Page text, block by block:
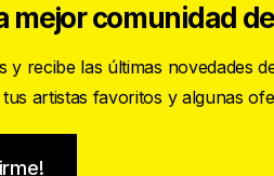
mejor comunidad
y recibe las últimas novedades
artistas favoritos y algunas